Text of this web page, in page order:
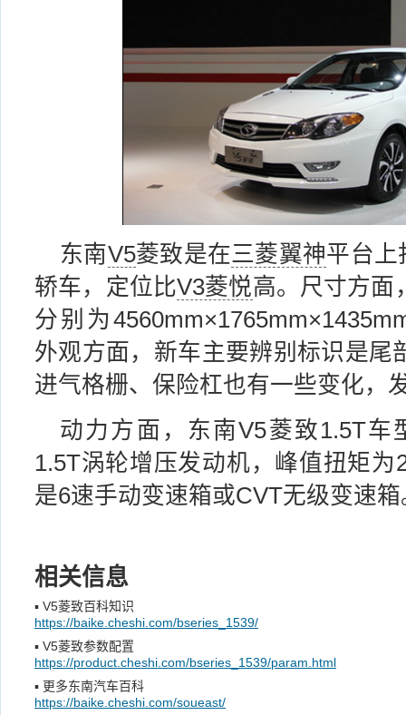
东南V5菱致是在三菱翼神平台上
轿车，定位比V3菱悦高。尺寸方面
分别为
外观方面，新车主要辨别标识是尾
进气格栅、保险杠也有一些变化，
动力方面，东南V5菱致1.5T车
1.5T涡轮增压发动机，峰值扭矩为
是6速手动变速箱或CVT无级变速箱
相关信息
▪ V5菱致百科知识
https://baike.cheshi.com/bseries_1539/
▪ V5菱致参数配置
https://product.cheshi.com/bseries_1539/param.html
▪ 更多东南汽车百科
https://baike.cheshi.com/soueast/